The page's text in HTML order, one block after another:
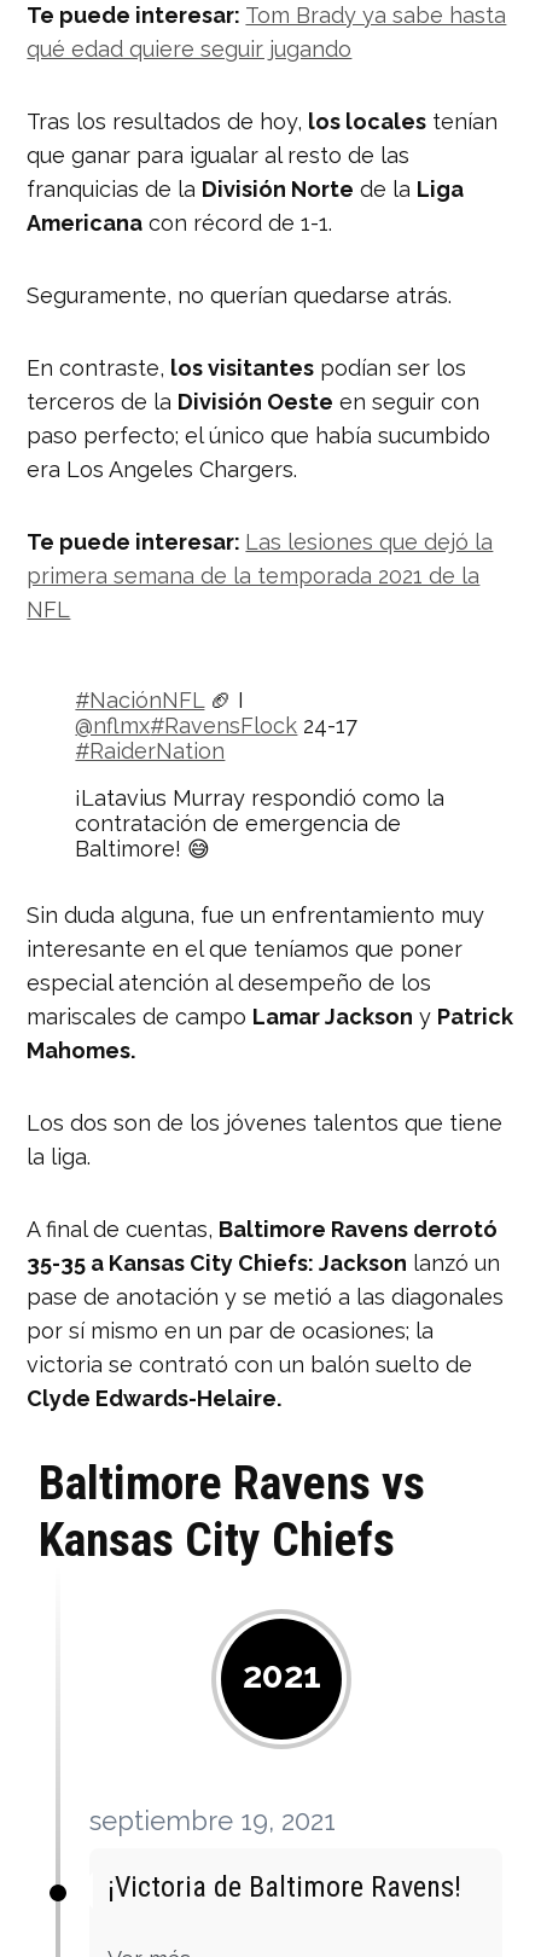
Te puede interesar: Tom Brady ya sabe hasta
qué edad quiere seguir jugando
Tras los resultados de hoy, los locales tenían
que ganar para igualar al resto de las
franquicias de la División Norte de la Liga
Americana con récord de 1-1.
Seguramente, no querían quedarse atrás.
En contraste, los visitantes podían ser los
terceros de la División Oeste en seguir con
paso perfecto; el único que había sucumbido
era Los Angeles Chargers.
Te puede interesar: Las lesiones que dejó la
primera semana de la temporada 2021 de la
NFL
#NaciónNFL
🏈 I
@nflmx#RavensFlock 24-17
#RaiderNation
¡Latavius Murray respondió como la
contratación de emergencia de
Baltimore! 😅
equipo. 👇pic.twitter.com/dApltQak1X
— Nación Deportes
(@naciondeportes_)
September 14,
2021
Sin duda alguna, fue un enfrentamiento muy
interesante en el que teníamos que poner
especial atención al desempeño de los
mariscales de campo Lamar Jackson y Patrick
Mahomes.
Los dos son de los jóvenes talentos que tiene
la liga.
A final de cuentas, Baltimore Ravens derrotó
35-35 a Kansas City Chiefs: Jackson lanzó un
pase de anotación y se metió a las diagonales
por sí mismo en un par de ocasiones; la
victoria se contrató con un balón suelto de
Clyde Edwards-Helaire.
Baltimore Ravens vs
Kansas City Chiefs
2021
septiembre 19, 2021
¡Victoria de Baltimore Ravens!